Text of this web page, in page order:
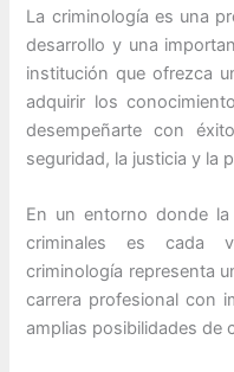
La criminología es una
desarrollo y una
institución que ofrezca
adquirir los
desempeñarte con
seguridad, la justicia y la
En un entorno donde
criminales es cada
criminología representa
carrera profesional con
amplias posibilidades de